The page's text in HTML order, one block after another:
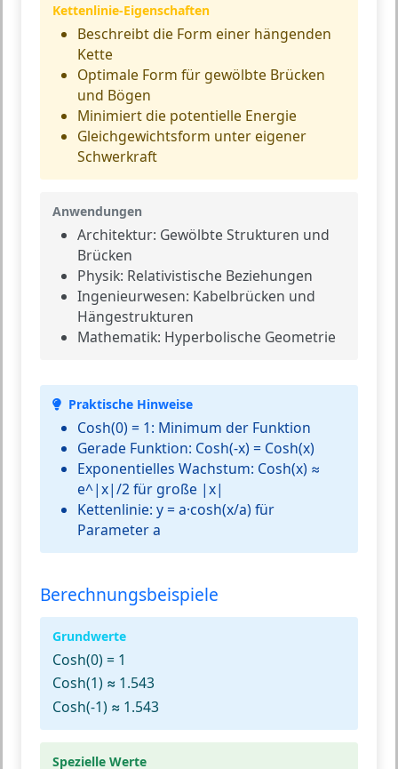
Kettenlinie-Eigenschaften
Beschreibt die Form einer hängenden
Kette
Optimale Form für gewölbte Brücken
und Bögen
Minimiert die potentielle Energie
Gleichgewichtsform unter eigener
Schwerkraft
Anwendungen
Architektur: Gewölbte Strukturen und
Brücken
Physik: Relativistische Beziehungen
Ingenieurwesen: Kabelbrücken und
Hängestrukturen
Mathematik: Hyperbolische Geometrie
Praktische Hinweise
Cosh(0) = 1: Minimum der Funktion
Gerade Funktion: Cosh(-x) = Cosh(x)
Exponentielles Wachstum: Cosh(x) ≈
e^|x|/2 für große |x|
Kettenlinie: y = a·cosh(x/a) für
Parameter a
Berechnungsbeispiele
Grundwerte
Cosh(0) = 1
Cosh(1) ≈ 1.543
Cosh(-1) ≈ 1.543
Spezielle Werte